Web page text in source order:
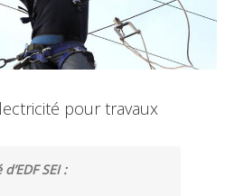
pour travaux
SEI :